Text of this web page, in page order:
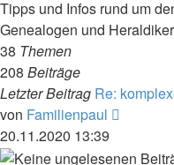
Tipps und Infos rund um
Genealogen und
38 Themen
208 Beiträge
Letzter Beitrag Re:
von Familienpaul
20.11.2020 13:39